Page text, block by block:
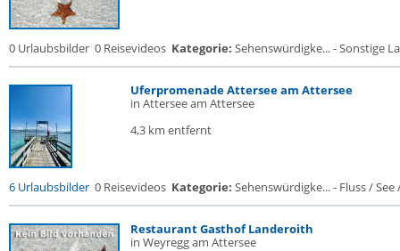
0 Urlaubsbilder 0 Reisevideos Kategorie: Sehenswürdigke... - Sonstige
Uferpromenade Attersee am Attersee
in Attersee am Attersee
4,3 km entfernt
6 Urlaubsbilder 0 Reisevideos Kategorie: Sehenswürdigke... - Fluss / See
Restaurant Gasthof Landeroith
in Weyregg am Attersee